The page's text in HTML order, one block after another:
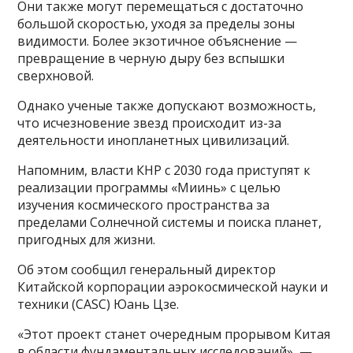
Они также могут перемещаться с достаточно
большой скоростью, уходя за пределы зоны
видимости. Более экзотичное объяснение —
превращение в черную дыру без вспышки
сверхновой.
Однако ученые также допускают возможность,
что исчезновение звезд происходит из-за
деятельности инопланетных цивилизаций.
Напомним, власти КНР с 2030 года приступят к
реализации программы «Миинь» с целью
изучения космического пространства за
пределами Солнечной системы и поиска планет,
пригодных для жизни.
Об этом сообщил генеральный директор
Китайской корпорации аэрокосмической науки и
техники (CASC) Юань Цзе.
«Этот проект станет очередным прорывом Китая